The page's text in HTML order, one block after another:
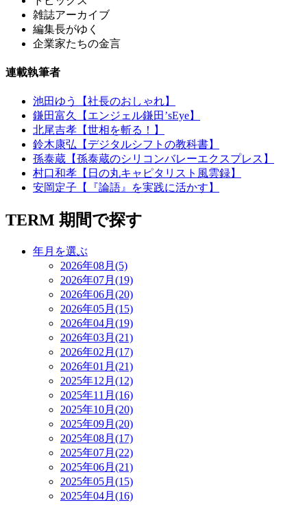
雑誌アーカイブ
編集長がゆく
企業家たちの金言
連載執筆者
池田ゆう【社長のおしゃれ】
鎌田富久【エンジェル鎌田’sEye】
北尾吉孝【世相を斬る！】
鈴木康弘【デジタルシフトの教科書】
孫泰蔵【孫泰蔵のシリコンバレーエクスプレス】
村口和孝【日の丸キャピタリスト風雲録】
安岡定子【『論語』を実践に活かす】
TERM 期間で探す
年月を選ぶ
2026年08月(5)
2026年07月(19)
2026年06月(20)
2026年05月(15)
2026年04月(19)
2026年03月(21)
2026年02月(17)
2026年01月(21)
2025年12月(12)
2025年11月(16)
2025年10月(20)
2025年09月(20)
2025年08月(17)
2025年07月(22)
2025年06月(21)
2025年05月(15)
2025年04月(16)